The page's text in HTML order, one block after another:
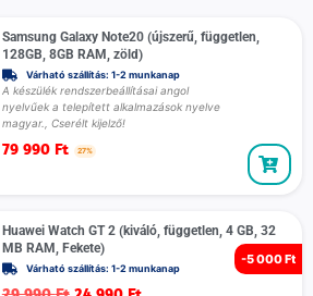
Samsung Galaxy Note20 (újszerű, független,
128GB, 8GB RAM, zöld)
Várható szállítás: 1-2 munkanap
A készülék rendszerbeállításai angol
nyelvűek a telepített alkalmazások nyelve
magyar., Cserélt kijelző!
79 990 Ft 27%
-5 000 Ft
Huawei Watch GT 2 (kiváló, független, 4 GB, 32
MB RAM, Fekete)
Várható szállítás: 1-2 munkanap